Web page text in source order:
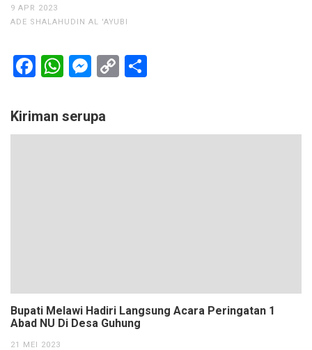
9 APR 2023
ADE SHALAHUDIN AL 'AYUBI
Facebook
WhatsApp
Messenger
Copy
Kiriman serupa
Bupati Melawi Hadiri Langsung Acara Peringatan 1
Abad NU Di Desa Guhung
21 MEI 2023